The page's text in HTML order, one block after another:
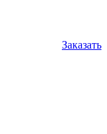
Заказать